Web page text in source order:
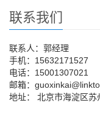
联系我们
联系人：郭经理
手机：15632171527
电话：15001307021
邮箱：
地址： 北京市海淀区苏